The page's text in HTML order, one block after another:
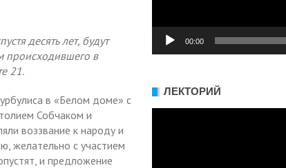
десять лет, будут
происходившего в
21.
в «Белом доме» с
Собчаком и
воззвание к народу и
желательно с участием
и предложение
00:00
ЛЕКТОРИЙ